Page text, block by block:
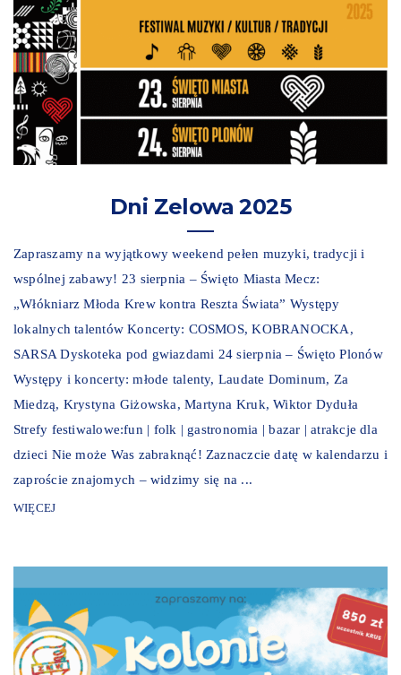
Dni Zelowa 2025
Zapraszamy na wyjątkowy weekend pełen muzyki, tradycji i
wspólnej zabawy! 23 sierpnia – Święto Miasta Mecz:
„Włókniarz Młoda Krew kontra Reszta Świata” Występy
lokalnych talentów Koncerty: COSMOS, KOBRANOCKA,
SARSA Dyskoteka pod gwiazdami 24 sierpnia – Święto Plonów
Występy i koncerty: młode talenty, Laudate Dominum, Za
Miedzą, Krystyna Giżowska, Martyna Kruk, Wiktor Dyduła
Strefy festiwalowe:fun | folk | gastronomia | bazar | atrakcje dla
dzieci Nie może Was zabraknąć! Zaznaczcie datę w kalendarzu i
zaproście znajomych – widzimy się na ...
WIĘCEJ